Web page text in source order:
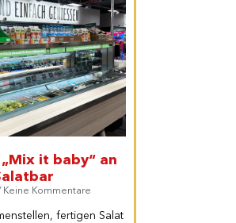
it baby“ an
Keine Kommentare
fertigen Salat